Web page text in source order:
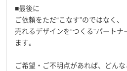
■最後に
ご依頼をただ“こなす”のではなく、
売れるデザインを“つくる”パート
ます。
ご希望・ご不明点があれば、どん